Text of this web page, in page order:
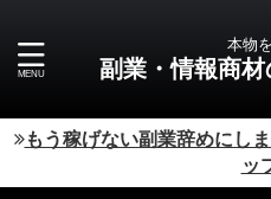
本物
副業・情報商
もう稼げない副業辞めにし
ッ